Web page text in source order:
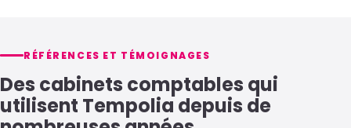
Des cabinets comptables qui
utilisent Tempolia depuis de
nombreuses années.